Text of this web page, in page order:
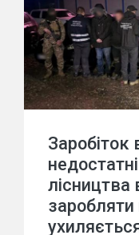
Заробіток
лісництва
заробляти